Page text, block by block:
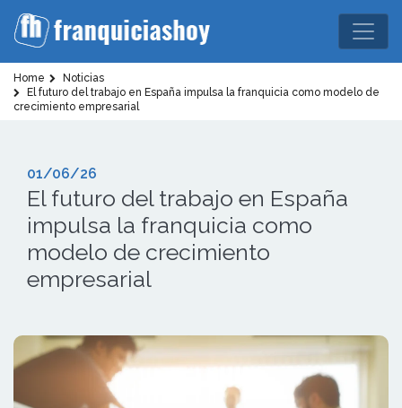
Home
Noticias
El futuro del trabajo en España impulsa la franquicia como modelo de
crecimiento empresarial
01/06/26
El futuro del trabajo en España
impulsa la franquicia como
modelo de crecimiento
empresarial